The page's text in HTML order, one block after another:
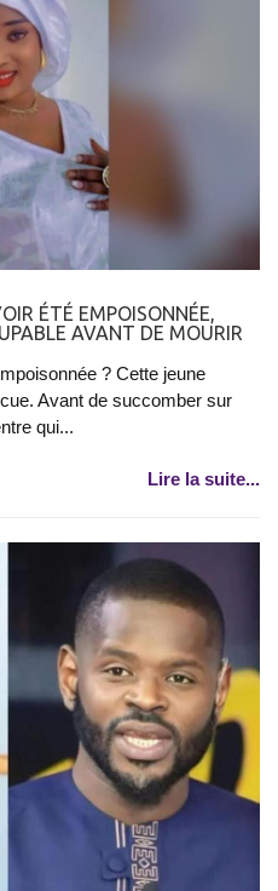
ÉTÉ EMPOISONNÉE,
AVANT DE MOURIR
? Cette jeune
Avant de succomber sur
qui...
Lire la suite...